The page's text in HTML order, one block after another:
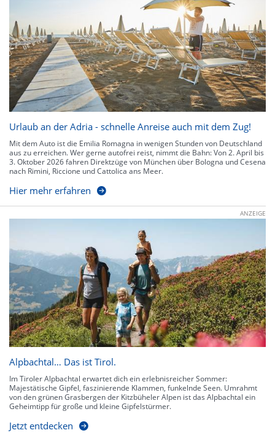
Urlaub an der Adria - schnelle Anreise auch mit dem Zug!
Mit dem Auto ist die Emilia Romagna in wenigen Stunden von Deutschland
aus zu erreichen. Wer gerne autofrei reist, nimmt die Bahn: Von 2. April bis
3. Oktober 2026 fahren Direktzüge von München über Bologna und Cesena
nach Rimini, Riccione und Cattolica ans Meer.
Hier mehr erfahren
ANZEIGE
Alpbachtal… Das ist Tirol.
Im Tiroler Alpbachtal erwartet dich ein erlebnisreicher Sommer:
Majestätische Gipfel, faszinierende Klammen, funkelnde Seen. Umrahmt
von den grünen Grasbergen der Kitzbüheler Alpen ist das Alpbachtal ein
Geheimtipp für große und kleine Gipfelstürmer.
Jetzt entdecken